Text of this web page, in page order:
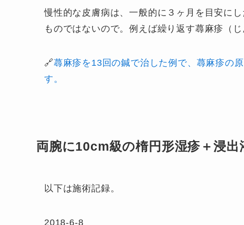
慢性的な皮膚病は、一般的に３ヶ月を目安に
ものではないので。例えば繰り返す蕁麻疹（
🔗蕁麻疹を13回の鍼で治した例で、蕁麻疹の
す。
両腕に10cm級の楕円形湿疹＋浸
以下は施術記録。
2018-6-8